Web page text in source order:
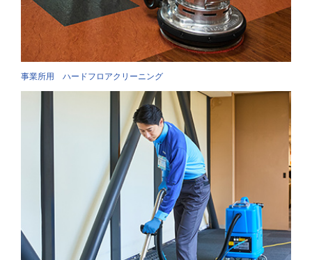
事業所用 ハードフロアクリーニング